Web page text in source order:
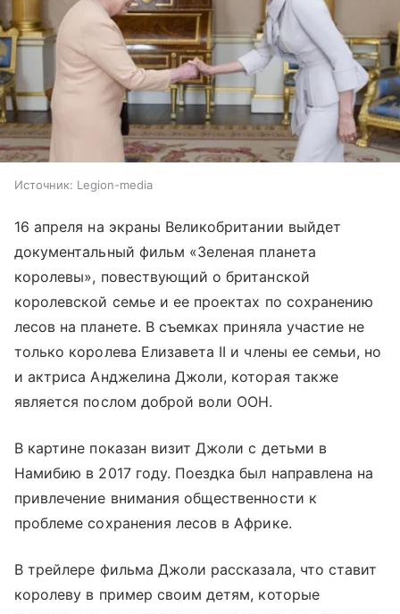
Источник: Legion-media
16 апреля на экраны Великобритании выйдет
документальный фильм «Зеленая планета
королевы», повествующий о британской
королевской семье и ее проектах по сохранению
лесов на планете. В съемках приняла участие не
только королева Елизавета II и члены ее семьи, но
и актриса Анджелина Джоли, которая также
является послом доброй воли ООН.
В картине показан визит Джоли с детьми в
Намибию в 2017 году. Поездка был направлена на
привлечение внимания общественности к
проблеме сохранения лесов в Африке.
В трейлере фильма Джоли рассказала, что ставит
королеву в пример своим детям, которые